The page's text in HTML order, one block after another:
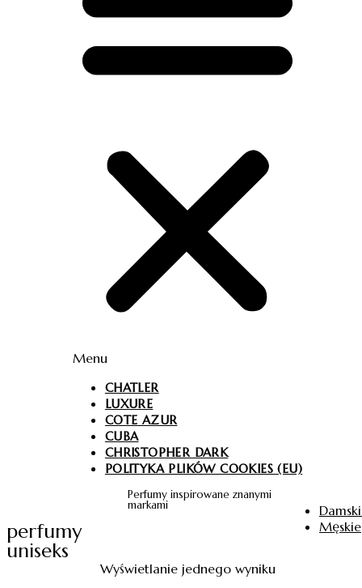
Menu
CHATLER
LUXURE
COTE AZUR
CUBA
CHRISTOPHER DARK
POLITYKA PLIKÓW COOKIES (EU)
perfumy
uniseks
Perfumy inspirowane znanymi
markami
Męskie
Wyświetlanie jednego wyniku